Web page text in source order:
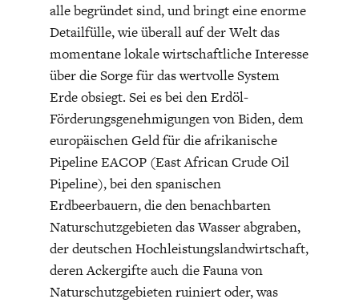
alle begründet sind, und bringt eine enorme
Detailfülle, wie überall auf der Welt das
momentane lokale wirtschaftliche Interesse
über die Sorge für das wertvolle System
Erde obsiegt. Sei es bei den Erdöl-
Förderungsgenehmigungen von Biden, dem
europäischen Geld für die afrikanische
Pipeline EACOP (East African Crude Oil
Pipeline), bei den spanischen
Erdbeerbauern, die den benachbarten
Naturschutzgebieten das Wasser abgraben,
der deutschen Hochleistungslandwirtschaft,
deren Ackergifte auch die Fauna von
Naturschutzgebieten ruiniert oder, was